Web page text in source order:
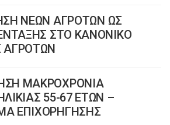
ΝΕΩΝ ΑΓΡΟΤΩΝ ΩΣ
ΣΤΟ ΚΑΝΟΝΙΚΟ
ΑΓΡΟΤΩΝ
ΜΑΚΡΟΧΡΟΝΙΑ
55-67 ΕΤΩΝ –
ΕΠΙΧΟΡΗΓΗΣΗΣ